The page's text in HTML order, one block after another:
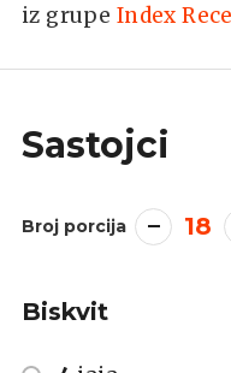
iz grupe Index
Sastojci
Broj porcija 18
Biskvit